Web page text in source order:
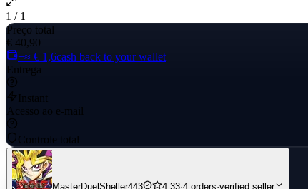
1 / 1
Preço total
€ 40,90
+≈ € 1,6cash back to your wallet
Entrega
Instant
Acesso ao e-mail
Controle total
MasterDuelSheller443 4.33·4 orders·verified seller